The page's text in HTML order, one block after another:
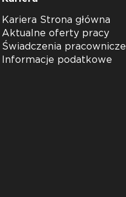
Kariera Strona główna
Aktualne oferty pracy
Świadczenia pracownicze
Informacje podatkowe